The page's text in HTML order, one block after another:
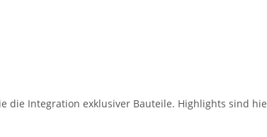
die Integration exklusiver Bauteile. Highlights sind